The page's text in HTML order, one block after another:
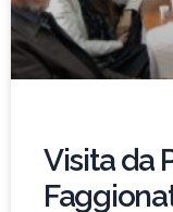
Visita da